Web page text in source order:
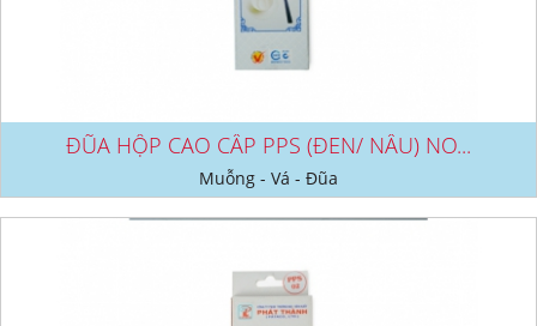
ĐŨA HỘP CAO CẤP PPS (ĐEN/ NÂU) NO...
Muỗng - Vá - Đũa